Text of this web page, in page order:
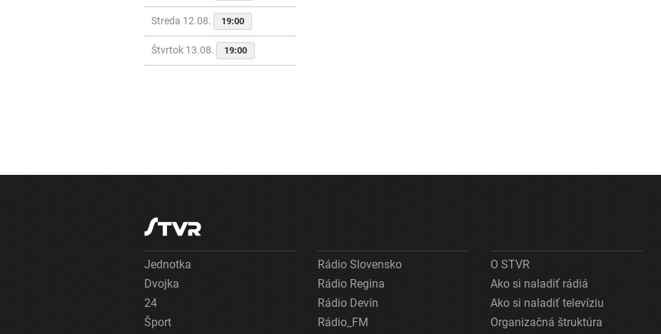
Streda 12.08. 19:00
Štvrtok 13.08. 19:00
Jednotka
Dvojka
24
Šport
Rádio Slovensko
Rádio Regina
Rádio Devín
Rádio_FM
O STVR
Ako si naladiť rádiá
Ako si naladiť televíziu
Organizačná štruktúra